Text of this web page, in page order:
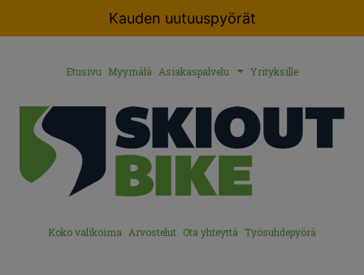
Kauden uutuuspyörät
Etusivu Myymälä Asiakaspalvelu Yrityksille
Koko valikoima Arvostelut Ota yhteyttä Työsuhdepyörä